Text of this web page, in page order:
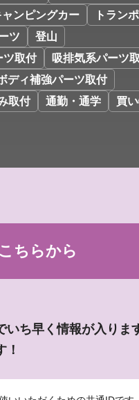
ャンピングカー
トランポ
ツ
登山
ツ取付
吸排気系パーツ
ディ補強パーツ取付
取付 通勤・通学 買
こちらから
いち早く情報が入りま